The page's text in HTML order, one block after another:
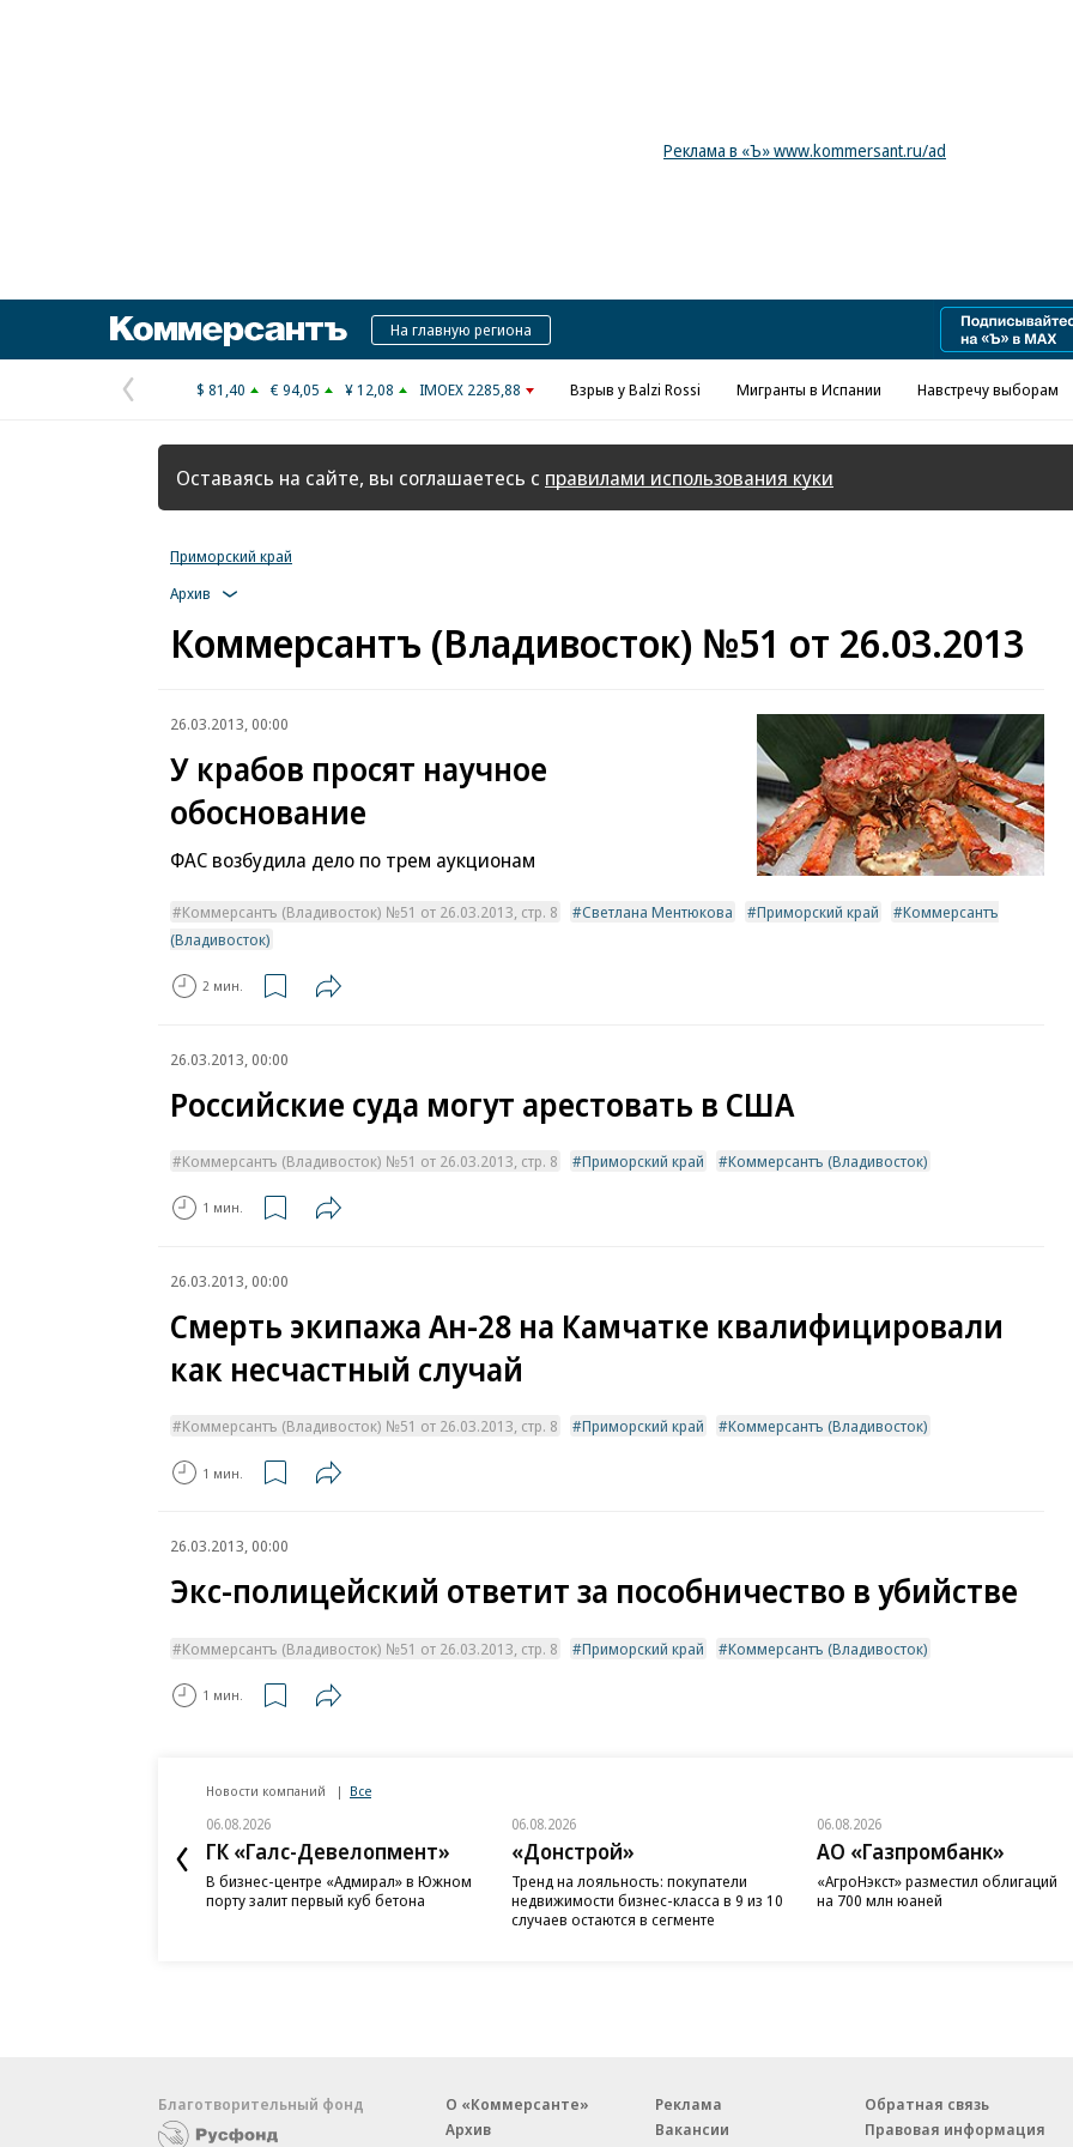
Реклама в «Ъ» www.kommersant.ru/ad
КоммерсантъНа главную региона
Предыдущая
страница
$ 81,40 € 94,05 ¥ 12,08 IMOEX 2285,88 Взрыв у Balzi Rossi Мигранты в Испании Навстречу выборам
Оставаясь на сайте, вы соглашаетесь с правилами использования куки
Приморский край
Архив
Коммерсантъ (Владивосток) №51 от 26.03.2013
26.03.2013, 00:00
У крабов просят научное
обоснование
ФАС возбудила дело по трем аукционам
Коммерсантъ (Владивосток) №51 от 26.03.2013, стр. 8 Светлана Ментюкова Приморский край
Коммерсантъ
(Владивосток)
2 мин.
26.03.2013, 00:00
Российские суда могут арестовать в США
Коммерсантъ (Владивосток) №51 от 26.03.2013, стр. 8 Приморский край Коммерсантъ (Владивосток)
1 мин.
26.03.2013, 00:00
Смерть экипажа Ан-28 на Камчатке квалифицировали
как несчастный случай
Коммерсантъ (Владивосток) №51 от 26.03.2013, стр. 8 Приморский край Коммерсантъ (Владивосток)
1 мин.
26.03.2013, 00:00
Экс-полицейский ответит за пособничество в убийстве
Коммерсантъ (Владивосток) №51 от 26.03.2013, стр. 8 Приморский край Коммерсантъ (Владивосток)
1 мин.
Новости компаний Все
06.08.2026
ГК «Галс-Девелопмент»
В бизнес-центре «Адмирал» в Южном
порту залит первый куб бетона
06.08.2026
«Донстрой»
Тренд на лояльность: покупатели
недвижимости бизнес-класса в 9 из 10
случаев остаются в сегменте
06.08.2026
АО «Газпромбанк»
«АгроНэкст» разместил облигаций
на 700 млн юаней
Благотворительный фонд
О «Коммерсанте»
Архив
Реклама
Вакансии
Обратная связь
Правовая информация